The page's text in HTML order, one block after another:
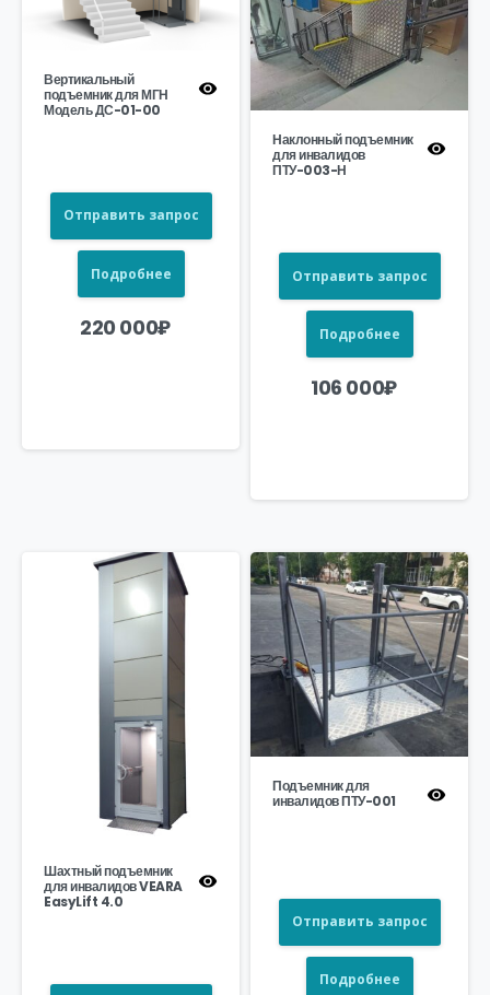
Вертикальный
подъемник для МГН
Модель ДС-01-00
Отправить запрос
Подробнее
220 000₽
Наклонный подъемник
для инвалидов
ПТУ-003-Н
Отправить запрос
Подробнее
106 000₽
Шахтный подъемник
для инвалидов VEARA
EasyLift 4.0
Подъемник для
инвалидов ПТУ-001
Отправить запрос
Подробнее